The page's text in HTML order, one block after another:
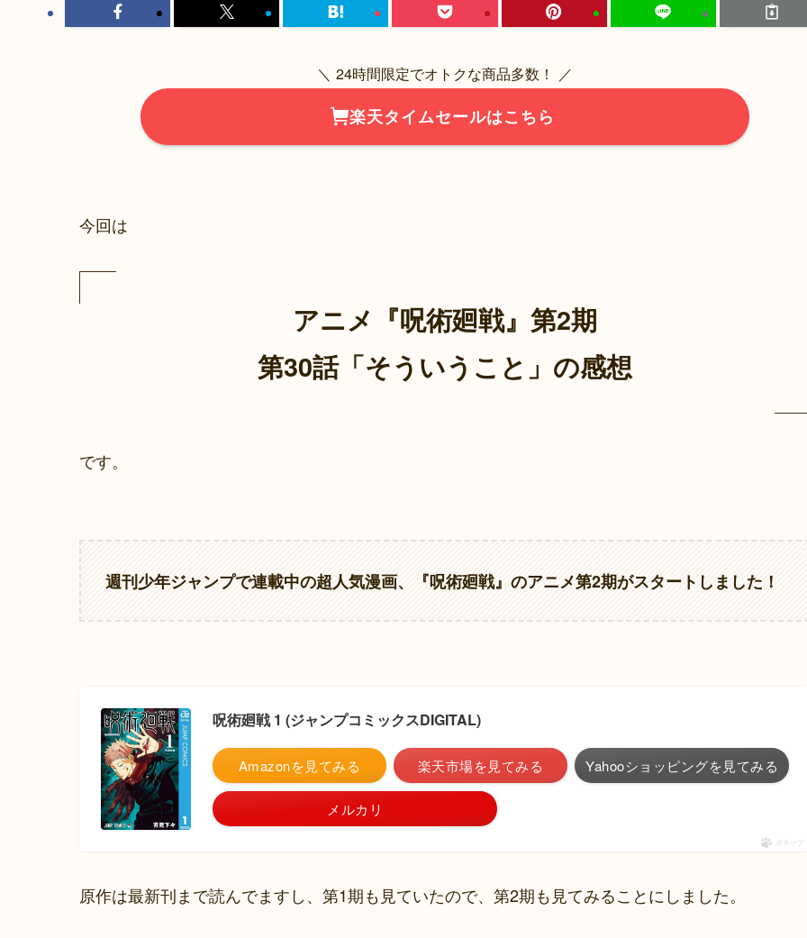
＼ 24時間限定でオトクな商品多数！ ／
楽天タイムセールはこちら
今回は
アニメ『呪術廻戦』第2期
第30話「そういうこと」の感想
です。
週刊少年ジャンプで連載中の超人気漫画、『呪術廻戦』のアニメ第2期がスタートしました！
呪術廻戦 1 (ジャンプコミックスDIGITAL)
Amazonを見てみる 楽天市場を見てみる Yahooショッピングを見てみる
メルカリ
ポチップ
原作は最新刊まで読んでますし、第1期も見ていたので、第2期も見てみることにしました。